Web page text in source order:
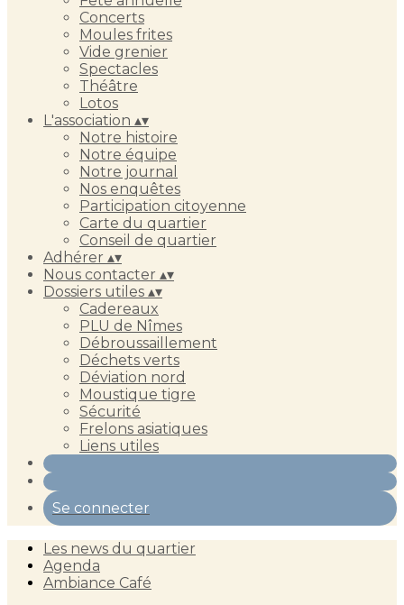
Concerts
Moules frites
Vide grenier
Spectacles
Théâtre
Lotos
L'association ▴▾
Notre histoire
Notre équipe
Notre journal
Nos enquêtes
Participation citoyenne
Carte du quartier
Conseil de quartier
Adhérer ▴▾
Nous contacter ▴▾
Dossiers utiles ▴▾
Cadereaux
PLU de Nîmes
Débroussaillement
Déchets verts
Déviation nord
Moustique tigre
Sécurité
Frelons asiatiques
Liens utiles
Se connecter
Les news du quartier
Agenda
Ambiance Café